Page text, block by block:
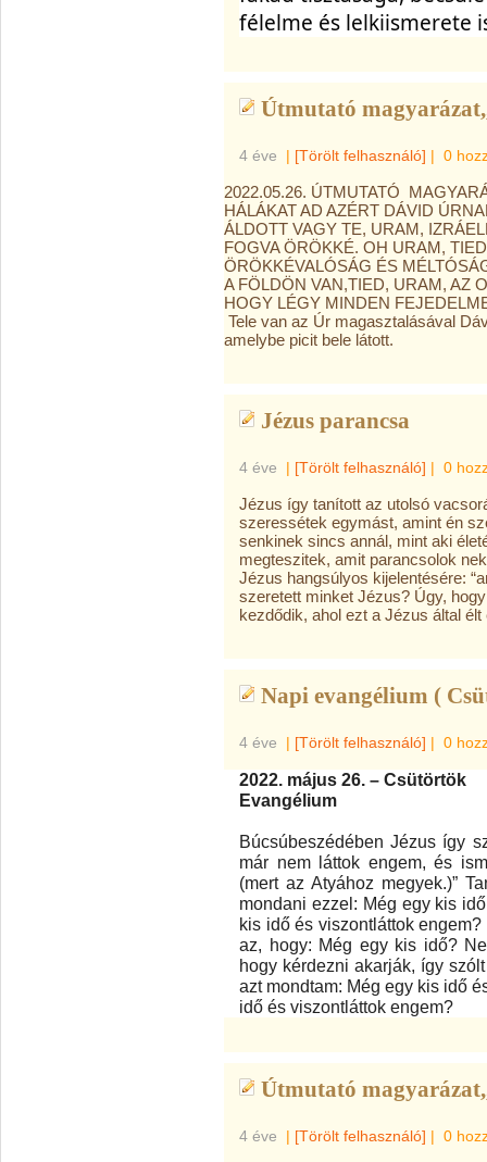
félelme és lelkiismerete
Útmutató
4 éve | [Törölt felhasználó] | 0
2022.05.26. ÚTMUTATÓ
HÁLÁKAT AD AZÉRT DÁVID
ÁLDOTT VAGY TE, URAM,
FOGVA ÖRÖKKÉ. OH URAM,
ÖRÖKKÉVALÓSÁG ÉS
A FÖLDÖN VAN,TIED, URAM, AZ
HOGY LÉGY MINDEN
Tele van az Úr magasztalásával
amelybe picit bele látott.
Jézus parancsa
4 éve | [Törölt felhasználó] | 0
Jézus így tanított az utolsó
szeressétek egymást, amint én
senkinek sincs annál, mint aki
megteszitek, amit parancsolok
Jézus hangsúlyos kijelentésére:
szeretett minket Jézus? Úgy,
kezdődik, ahol ezt a Jézus által
Napi evangélium (
4 éve | [Törölt felhasználó] | 0
2022. május 26. – Csütörtök
Evangélium
Búcsúbeszédében Jézus így
már nem láttok engem, és
(mert az Atyához megyek.)”
mondani ezzel: Még egy kis
kis idő és viszontláttok
az, hogy: Még egy kis idő?
hogy kérdezni akarják, így
azt mondtam: Még egy kis idő
idő és viszontláttok engem?
Útmutató
4 éve | [Törölt felhasználó] | 0